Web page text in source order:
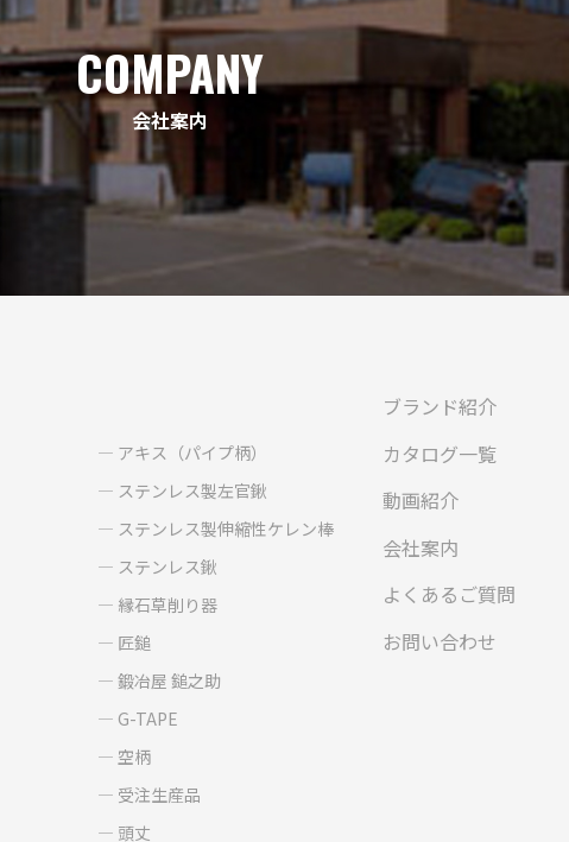
COMPANY
会社案内
アキス（パイプ柄）
ステンレス製左官鍬
ステンレス製伸縮性ケレン棒
ステンレス鍬
縁石草削り器
匠鎚
鍛冶屋 鎚之助
G-TAPE
空柄
受注生産品
頭丈
ブランド紹介
カタログ一覧
動画紹介
会社案内
よくあるご質問
お問い合わせ